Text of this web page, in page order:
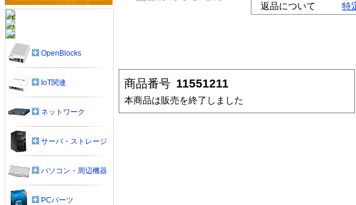
返品について
特
商品番号 11551211
本商品は販売を終了しました
OpenBlocks
IoT関連
ネットワーク
サーバ・ストレージ
パソコン・周辺機器
PCパーツ